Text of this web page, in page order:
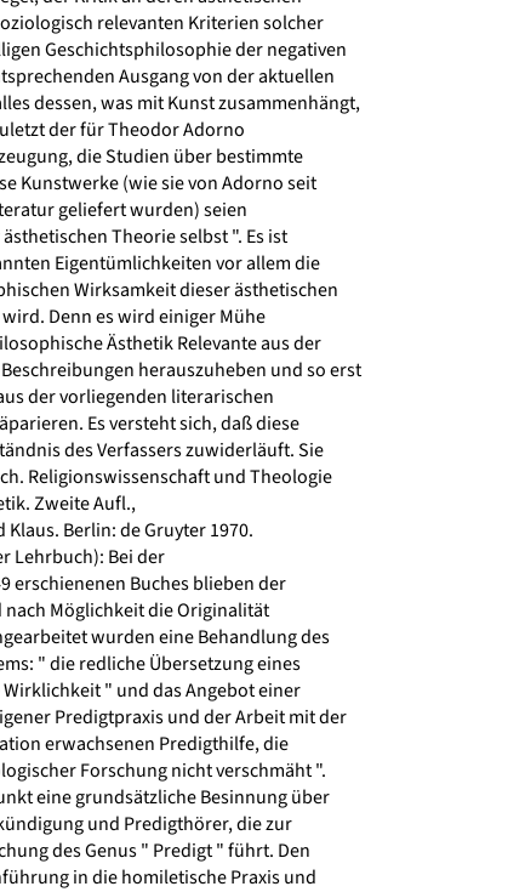
relevanten Kriterien solcher
Geschichtsphilosophie der negativen
Ausgang von der aktuellen
dessen, was mit Kunst zusammenhängt,
der für Theodor Adorno
die Studien über bestimmte
Kunstwerke (wie sie von Adorno seit
geliefert wurden) seien
Theorie selbst ". Es ist
Eigentümlichkeiten vor allem die
Wirksamkeit dieser ästhetischen
Denn es wird einiger Mühe
Ästhetik Relevante aus der
herauszuheben und so erst
der vorliegenden literarischen
Es versteht sich, daß diese
des Verfassers zuwiderläuft. Sie
Religionswissenschaft und Theologie
Zweite Aufl.,
Berlin: de Gruyter 1970.
Lehrbuch): Bei der
erschienenen Buches blieben der
Möglichkeit die Originalität
wurden eine Behandlung des
" die redliche Übersetzung eines
" und das Angebot einer
Predigtpraxis und der Arbeit mit der
erwachsenen Predigthilfe, die
Forschung nicht verschmäht ".
eine grundsätzliche Besinnung über
und Predigthörer, die zur
des Genus " Predigt " führt. Den
in die homiletische Praxis und